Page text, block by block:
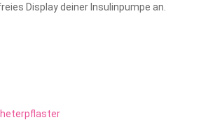
Display deiner Insulinpumpe an.